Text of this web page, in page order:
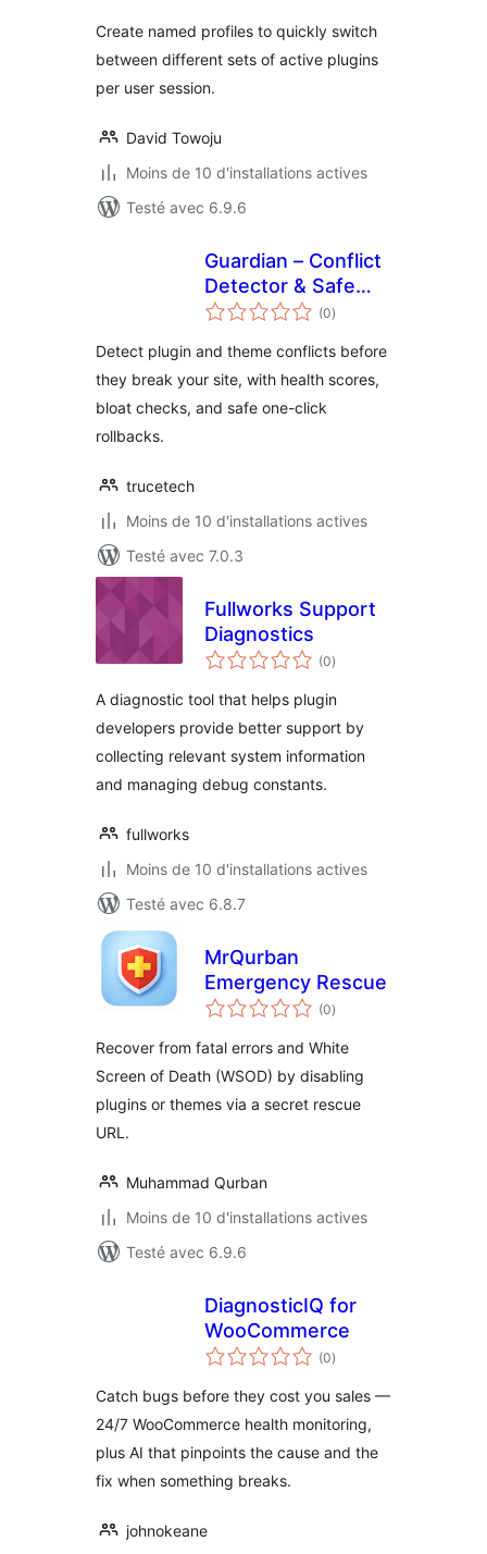
Create named profiles to quickly switch
between different sets of active plugins
per user session.
David Towoju
Moins de 10 d'installations actives
Testé avec 6.9.6
Guardian – Conflict
Detector & Safe
Updates
(0notes
en
)
Detect plugin and theme conflicts before
they break your site, with health scores,
bloat checks, and safe one-click
rollbacks.
trucetech
Moins de 10 d'installations actives
Testé avec 7.0.3
Fullworks Support
Diagnostics
(0notes
en
)
A diagnostic tool that helps plugin
developers provide better support by
collecting relevant system information
and managing debug constants.
fullworks
Moins de 10 d'installations actives
Testé avec 6.8.7
MrQurban
Emergency Rescue
(0notes
en
)
Recover from fatal errors and White
Screen of Death (WSOD) by disabling
plugins or themes via a secret rescue
URL.
Muhammad Qurban
Moins de 10 d'installations actives
Testé avec 6.9.6
DiagnosticIQ for
WooCommerce
(0notes
en
)
Catch bugs before they cost you sales —
24/7 WooCommerce health monitoring,
plus AI that pinpoints the cause and the
fix when something breaks.
johnokeane